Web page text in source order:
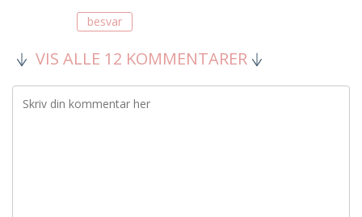
besvar
VIS ALLE 12 KOMMENTARER